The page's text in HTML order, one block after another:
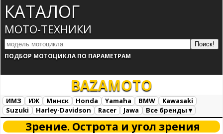
КАТАЛОГ
МОТО-ТЕХНИКИ
ПОДБОР МОТОЦИКЛА ПО ПАРАМЕТРАМ
BAZAMOTO
ИМЗ ИЖ Минск Honda Yamaha BMW
Kawasaki
Suzuki
Harley-Davidson Racer Jawa
Все бренды ▾
Все марки
Загрузка...
Зрение. Острота и угол зрения